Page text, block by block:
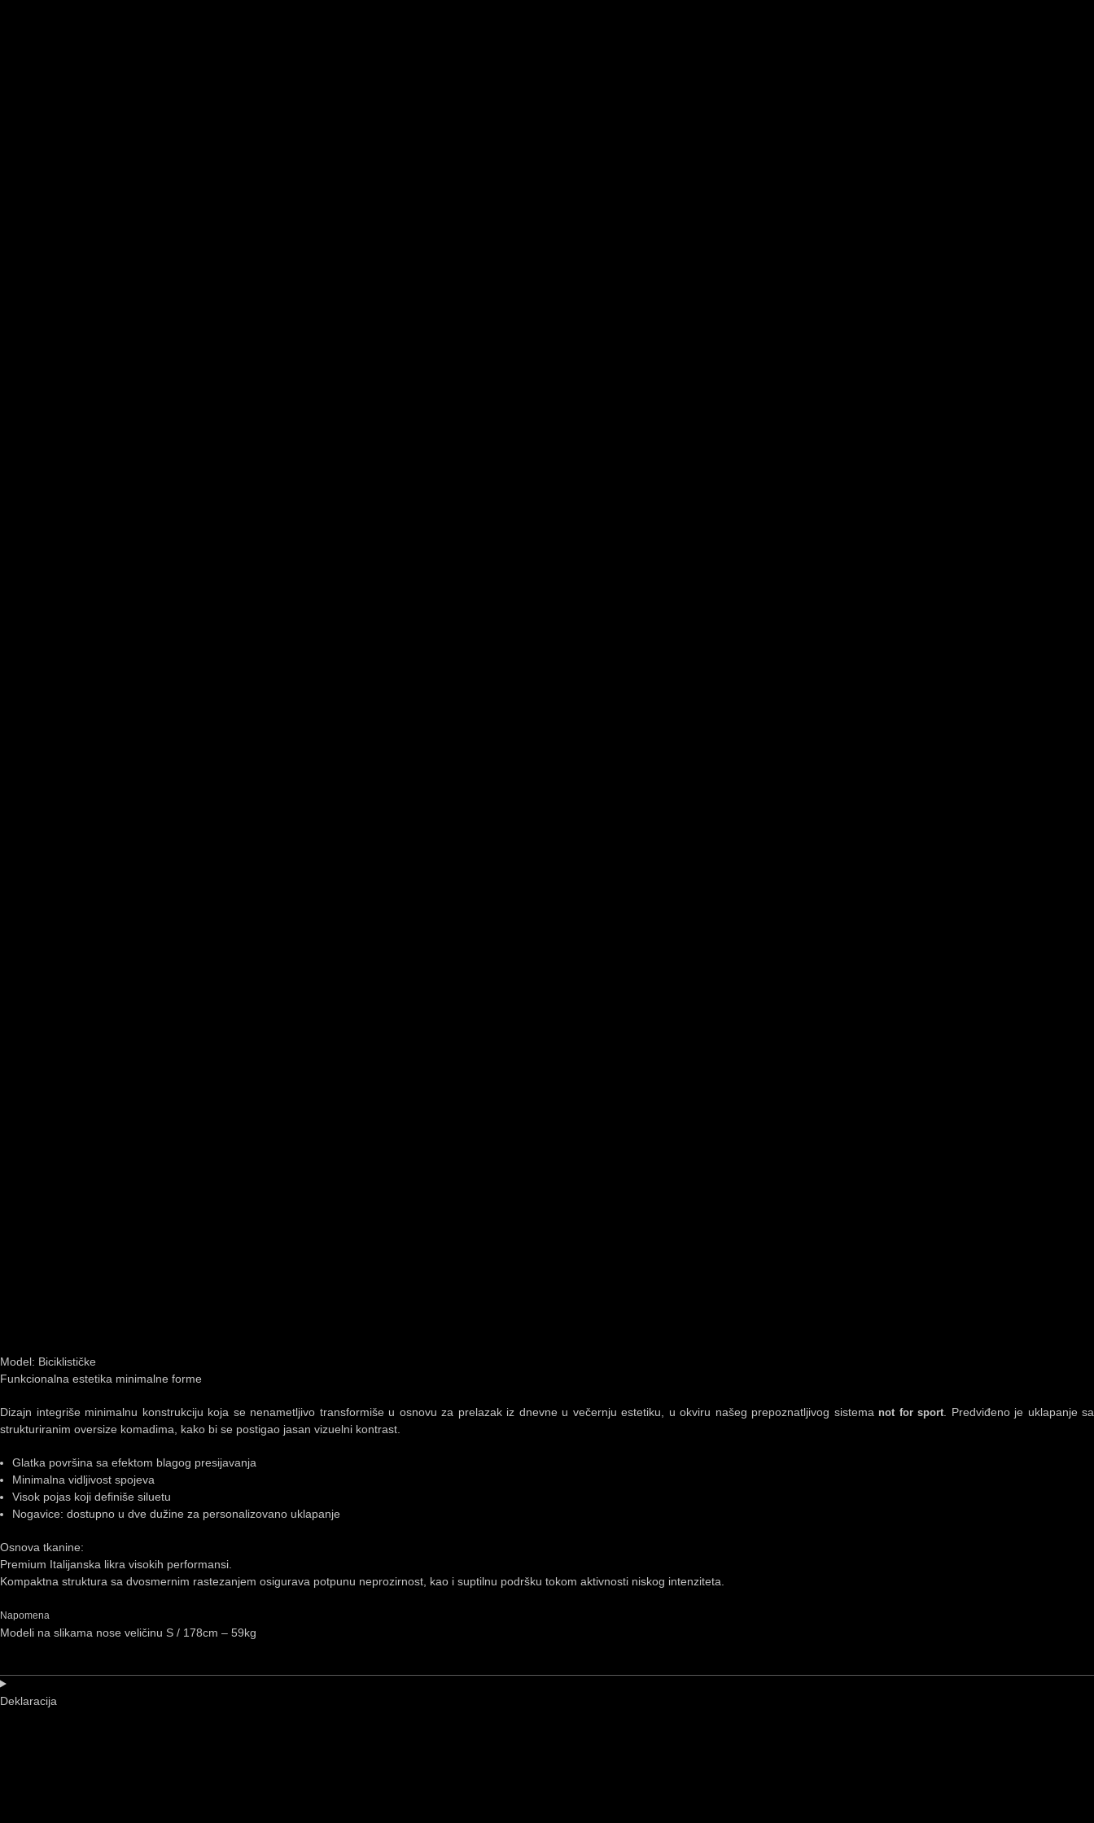
Model: Biciklističke
Funkcionalna estetika minimalne forme
Dizajn integriše minimalnu konstrukciju koja se nenametljivo transformiše u osnovu za prelazak iz dnevne u večernju estetiku, u okviru našeg prepoznatljivog sistema not for sport . Predviđeno je uklapanje sa
strukturiranim oversize komadima, kako bi se postigao jasan vizuelni kontrast.
Glatka površina sa efektom blagog presijavanja
Minimalna vidljivost spojeva
Visok pojas koji definiše siluetu
Nogavice: dostupno u dve dužine za personalizovano uklapanje
Osnova tkanine:
Premium Italijanska likra visokih performansi.
Kompaktna struktura sa dvosmernim rastezanjem osigurava potpunu neprozirnost, kao i suptilnu podršku tokom aktivnosti niskog intenziteta.
Napomena
Modeli na slikama nose veličinu S / 178cm – 59kg
Deklaracija